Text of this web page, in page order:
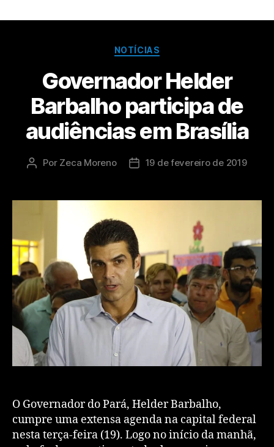
NOTÍCIAS
Governador Helder
Barbalho participa de
audiências em Brasília
Por Zeca Moreno 19 de fevereiro de 2019
O Governador do Pará, Helder Barbalho,
cumpre uma extensa agenda na capital federal
nesta terça-feira (19). Logo no início da manhã,